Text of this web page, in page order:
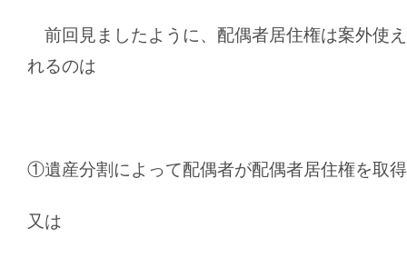
前回見ましたように、配偶者居住権は案外使
れるのは
①遺産分割によって配偶者が配偶者居住権を取
又は